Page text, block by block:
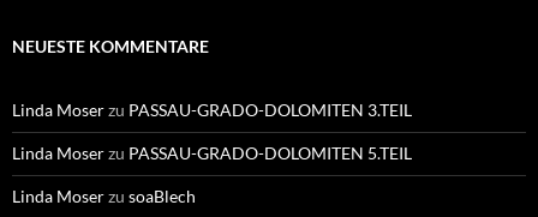
NEUESTE KOMMENTARE
Linda Moserzu PASSAU-GRADO-DOLOMITEN 3.TEIL
Linda Moserzu PASSAU-GRADO-DOLOMITEN 5.TEIL
Linda Moserzu soaBlech